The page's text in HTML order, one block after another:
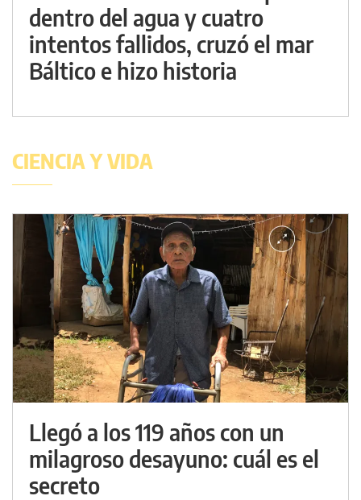
dentro del agua y cuatro
intentos fallidos, cruzó el mar
Báltico e hizo historia
CIENCIA Y VIDA
Llegó a los 119 años con un
milagroso desayuno: cuál es el
secreto